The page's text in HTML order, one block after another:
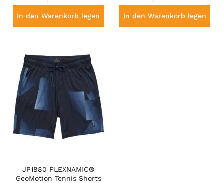
In den Warenkorb legen In den Warenkorb legen
JP1880 FLEXNAMIC®
GeoMotion Tennis Shorts